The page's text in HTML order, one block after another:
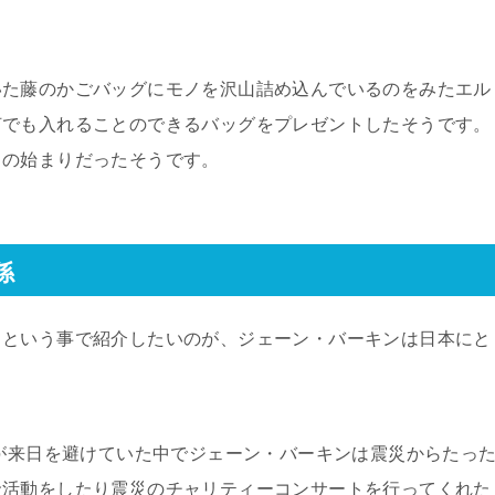
藤のかごバッグにモノを沢山詰め込んでいるのをみたエル
も入れることのできるバッグをプレゼントしたそうです。
始まりだったそうです。
いう事で紹介したいのが、ジェーン・バーキンは日本にと
日を避けていた中でジェーン・バーキンは震災からたっ
動をしたり震災のチャリティーコンサートを行ってくれた